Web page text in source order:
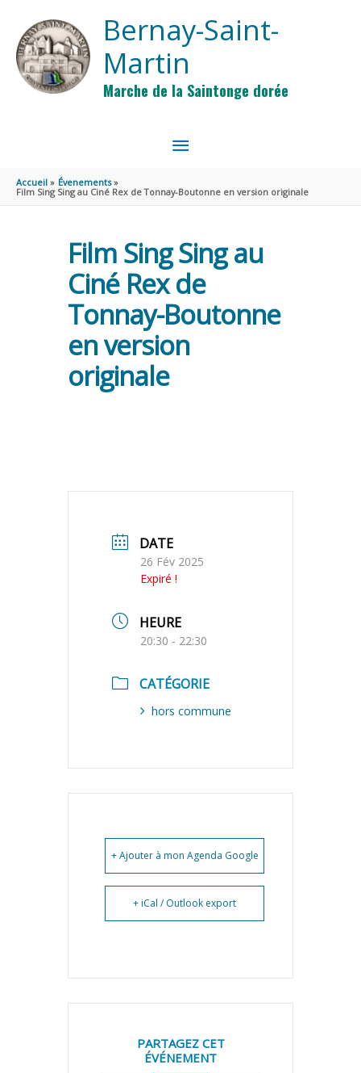
Bernay-Saint-
Martin
Marche de la Saintonge dorée
MENU
PRINCIPAL
Accueil
Évenements
Film Sing Sing au Ciné Rex de Tonnay-Boutonne en version originale
Film Sing Sing au
Ciné Rex de
Tonnay-Boutonne
en version
originale
DATE
26 Fév 2025
Expiré !
HEURE
20:30 - 22:30
CATÉGORIE
hors commune
+ Ajouter à mon Agenda Google
+ iCal / Outlook export
PARTAGEZ CET
ÉVÉNEMENT